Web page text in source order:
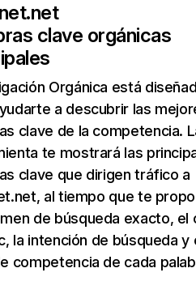
clave orgánicas
Orgánica está
a descubrir las
clave de la competencia.
te mostrará las
clave que dirigen tráfico a
al tiempo que te
de búsqueda exacto, el
la intención de búsqueda y
competencia de cada